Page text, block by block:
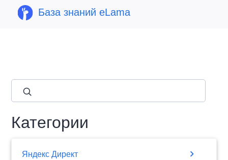
База знаний eLama
Категории
Яндекс Директ chevron_right